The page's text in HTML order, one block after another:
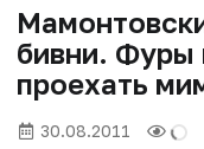
бивни. Фуры
проехать
30.08.2011